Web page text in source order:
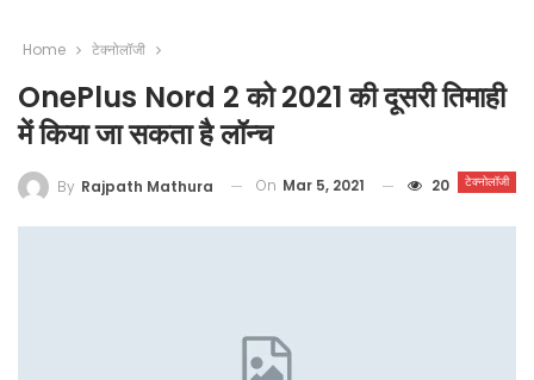
Home टेक्नोलॉजी
OnePlus Nord 2 को 2021 की दूसरी तिमाही
में किया जा सकता है लॉन्च
टेक्नोलॉजी
By Rajpath Mathura On Mar 5, 2021 20